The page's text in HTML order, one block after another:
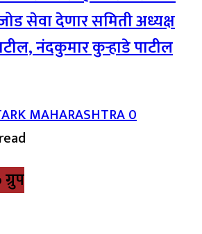
सेवा देणार समिती अध्यक्ष
नंदकुमार कुऱ्हाडे पाटील
MAHARASHTRA0